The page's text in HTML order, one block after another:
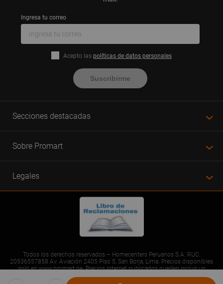
Ingresa tu correo
Acepto las políticas de datos personales
Suscribirme
Secciones destacadas
Sobre Promart
Legales
Todos los derechos reservados – Homecenters Peruanos S.A. RUC:
20536557858 Av. Aviación 2405 Piso 5, San Borja, Lima. Precios disponibles
solo en www.promart.pe. Precios Internet publicados pueden incluir un
descuento adicional. Precios sujetos a variaciones sin previo aviso. Productos
sujetos a disponibilidad de stock al momento de la compra. Solo consumo